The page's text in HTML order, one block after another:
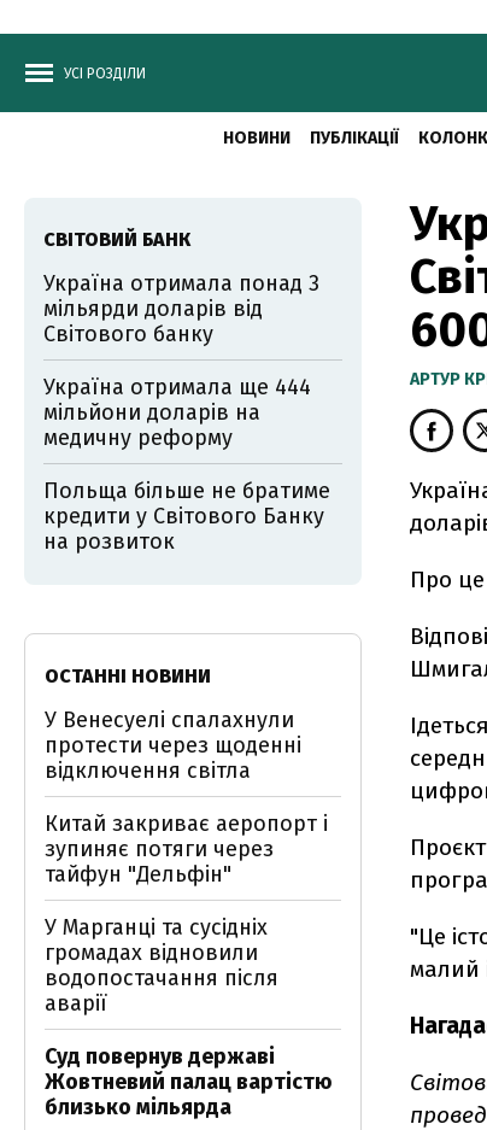
УСІ РОЗДІЛИ
НОВИНИ ПУБЛІКАЦІЇ
АРТУР
Про це
"Це
малий
СВІТОВИЙ БАНК
Україна отримала понад 3
мільярди доларів від
Світового банку
Україна отримала ще 444
мільйони доларів на
медичну реформу
Польща більше не братиме
кредити у Світового Банку
на розвиток
ОСТАННІ НОВИНИ
У Венесуелі спалахнули
протести через щоденні
відключення світла
Китай закриває аеропорт і
зупиняє потяги через
тайфун "Дельфін"
У Марганці та сусідніх
громадах відновили
водопостачання після
аварії
Суд повернув державі
Жовтневий палац вартістю
близько мільярда